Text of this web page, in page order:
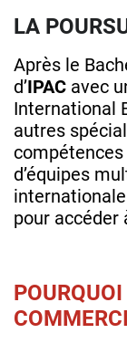
LA
Après le
d’IPAC avec
International
autres
d’équipes
pour accéder